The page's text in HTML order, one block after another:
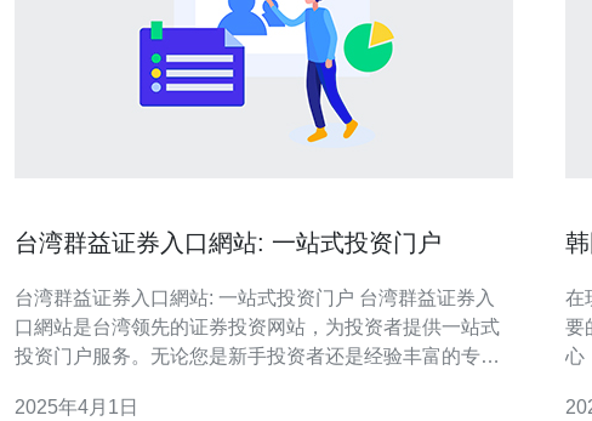
台湾群益证券入口網站: 一站式投资门户
台湾群益证券入口網站: 一站式投资门户 台湾群益证券入
口網站是台湾领先的证券投资网站，为投资者提供一站式
投资门户服务。无论您是新手投资者还是经验丰富的专业
证券入口網站提供了各种强大的投资工具，帮助投资者进
2025年4月1日
在
要
心
你